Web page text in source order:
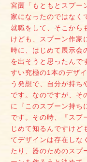
宮薗「もともとスプー
家になったのではなく
就職をして、そこから
けども、スプーン作家
時に、はじめて展示会
を出そうと思ったんで
すい究極の1本のデザ
う発想で、自分が持ち
です。なのですが、そ
に『このスプーン持ち
です。その時、『スプ
じめて知るんですけど
てデザインは存在しな
たり、器のためのスプ